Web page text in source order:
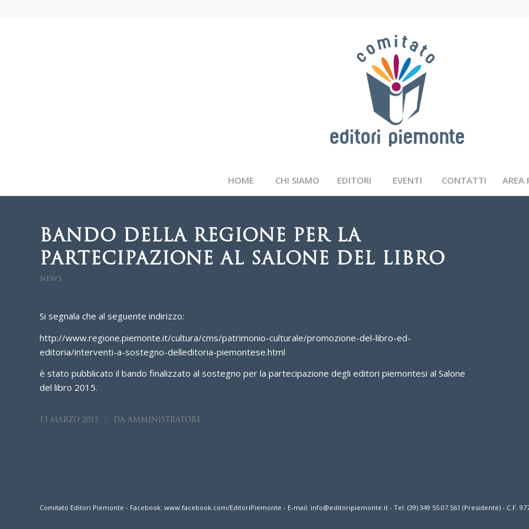
HOME CHI SIAMO EDITORI EVENTI CONTATTI AREA
BANDO DELLA REGIONE PER LA
PARTECIPAZIONE AL SALONE DEL LIBRO
NEWS
Si segnala che al seguente indirizzo:
http://www.regione.piemonte.it/cultura/cms/patrimonio-culturale/promozione-del-libro-ed-
editoria/interventi-a-sostegno-delleditoria-piemontese.html
è stato pubblicato il bando finalizzato al sostegno per la partecipazione degli editori piemontesi al Salone
del libro 2015.
13 MARZO 2015 / DA AMMINISTRATORE
Comitato Editori Piemonte - Facebook: www.facebook.com/EditoriPiemonte - E-mail: info@editoripiemonte.it - Tel. (39) 349 55.07.561 (Presidente) - C.F.